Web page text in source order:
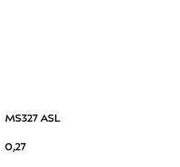
MS327 ASL
0,27